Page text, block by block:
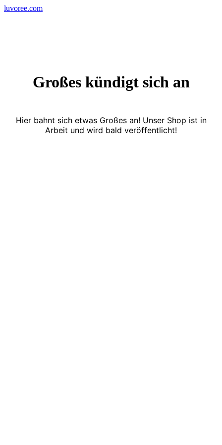
Skip
luvoree.com
Großes kündigt sich an
Hier bahnt sich etwas Großes an! Unser Shop ist in
Arbeit und wird bald veröffentlicht!